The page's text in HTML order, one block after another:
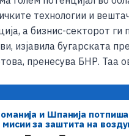
технологии и
а бизнис-секторот ги
изјавила бугарската
пренесува БНР. Таа
и Шпанија
за заштита на